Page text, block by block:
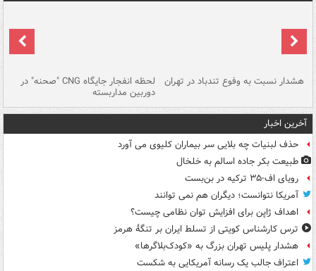
هشدار نسبت به وفوع تندباد در تهران لحظه انفجار جایگاه CNG "صحنه" در
دوربین مداربسته
آخرین اخبار
حذف لبنیات چه بلایی سر بیماران کلیوی می آورد
طبیعت بکر جاده اسالم به خلخال
رویای اف-۳۵ ترکیه در بن‌بست
آمریکا نتوانست؛ دیگران هم نمی توانند
اهداف ژاپن برای افزایش توان نظامی چیست؟
ترس کارشناس کویتی از تسلط ایران بر تنگۀ هرمز
هشدار پلیس تهران بزرگ به «کودک‌بلاگرها»
اعتراف جالب یک رسانه آمریکایی به شکست